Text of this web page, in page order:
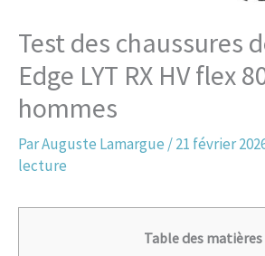
Test des chaussures
Edge LYT RX HV flex
hommes
ParAuguste Lamargue /21 février
lecture
Table des matières